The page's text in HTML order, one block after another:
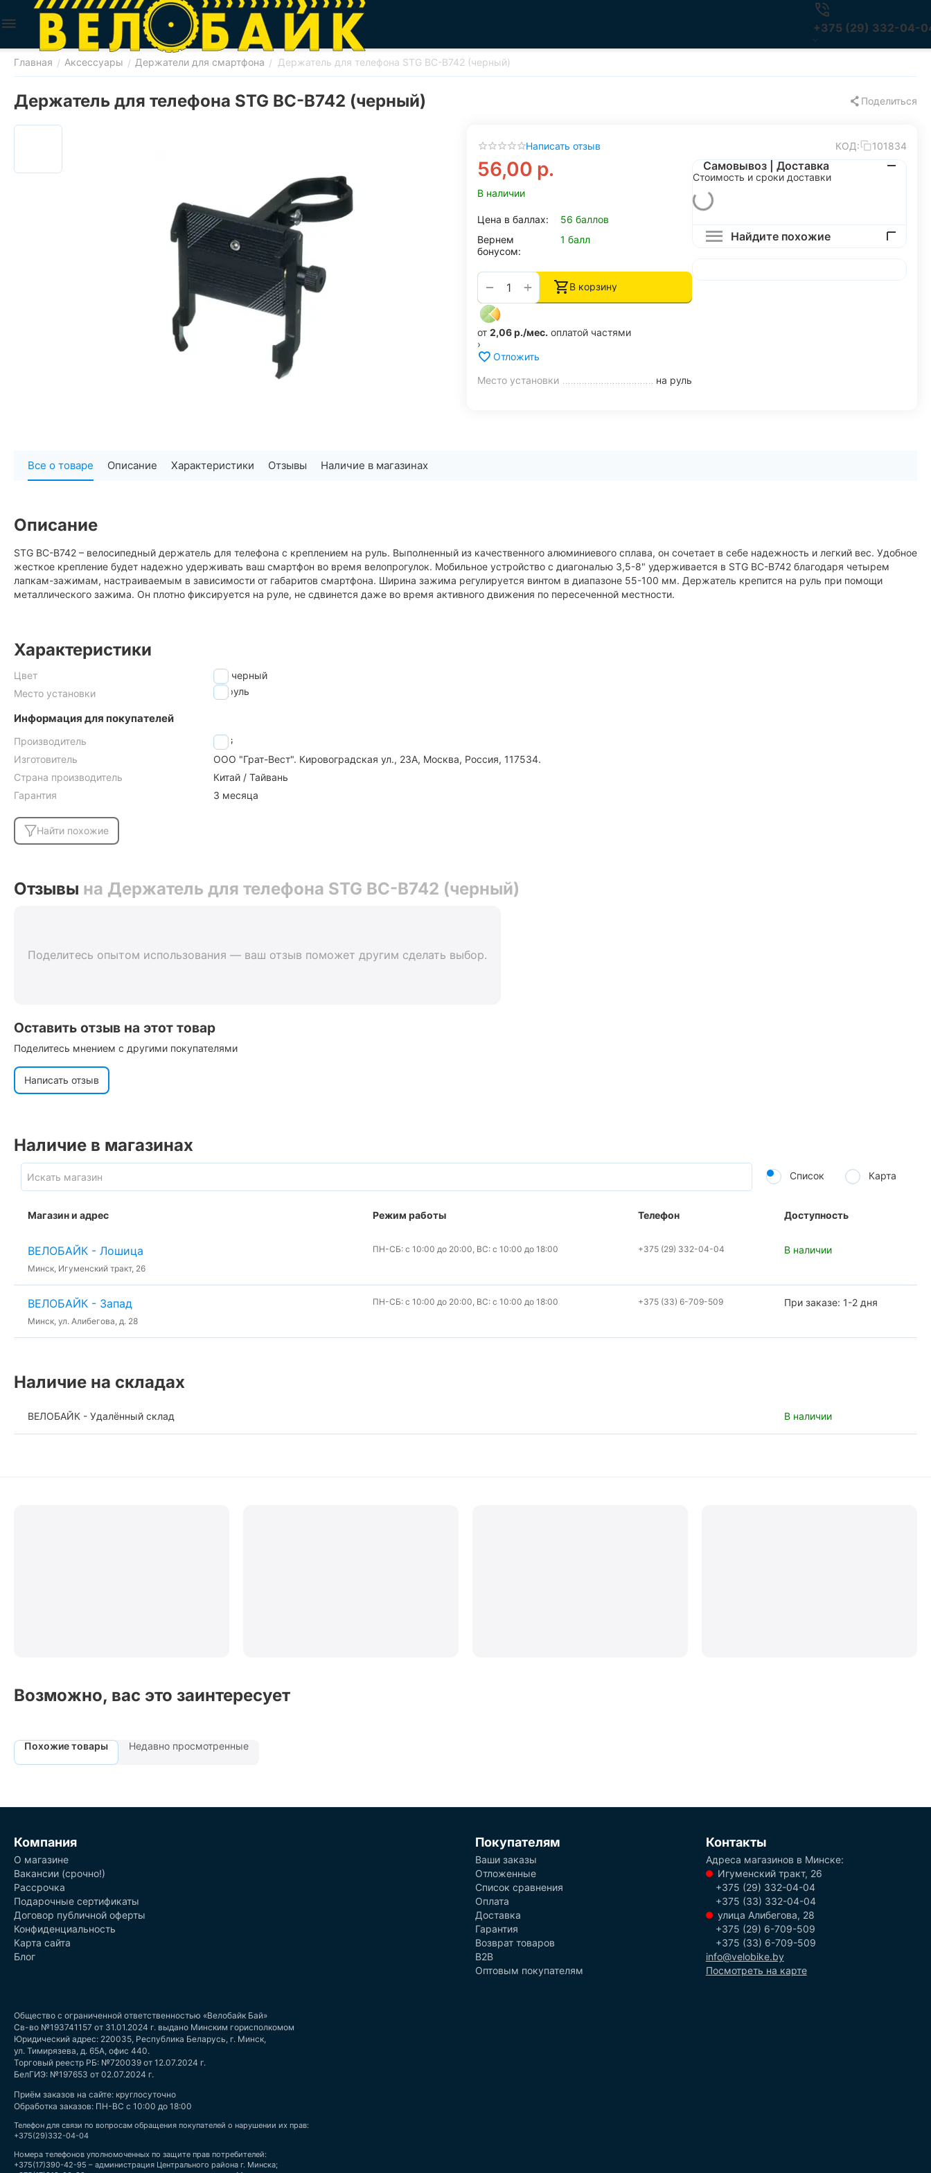
+375 (29) 332-04-
Главная / Аксессуары / Держатели для смартфона / Держатель для телефона STG BC-B742 (черный)
Держатель для телефона STG BC-B742 (черный) Поделиться
Написать отзыв КОД: 101834
56,00 р.
В наличии
Цена в баллах:
56 баллов
Вернем
бонусом:
1 балл
+
− В корзину
от 2,06 р./мес. оплатой частями
›
Отложить
Место установки
на руль
Самовывоз | Доставка
Стоимость и сроки доставки
Найдите похожие
Все о товаре Описание Характеристики Отзывы Наличие в магазинах
Описание
STG BC-B742 – велосипедный держатель для телефона с креплением на руль. Выполненный из качественного алюминиевого сплава, он сочетает в себе надежность и легкий вес. Удобное
жесткое крепление будет надежно удерживать ваш смартфон во время велопрогулок. Мобильное устройство с диагональю 3,5-8" удерживается в STG BC-B742 благодаря четырем
лапкам-зажимам, настраиваемым в зависимости от габаритов смартфона. Ширина зажима регулируется винтом в диапазоне 55-100 мм. Держатель крепится на руль при помощи
металлического зажима. Он плотно фиксируется на руле, не сдвинется даже во время активного движения по пересеченной местности.
Характеристики
Цвет
черный
Место установки
на руль
Информация для покупателей
Производитель
STG
Изготовитель
ООО "Грат-Вест". Кировоградская ул., 23А, Москва, Россия, 117534.
Страна производитель
Китай / Тайвань
Гарантия
3 месяца
Найти похожие
Отзывы на Держатель для телефона STG BC-B742 (черный)
Поделитесь опытом использования — ваш отзыв поможет другим сделать выбор.
Оставить отзыв на этот товар
Поделитесь мнением с другими покупателями
Написать отзыв
Наличие в магазинах
Список Карта
Магазин и адрес Режим работы Телефон Доступность
ВЕЛОБАЙК - Лошица
Минск, Игуменский тракт, 26
ПН-СБ: с 10:00 до 20:00, ВС: с 10:00 до 18:00 +375 (29) 332-04-04 В наличии
ВЕЛОБАЙК - Запад
Минск, ул. Алибегова, д. 28
ПН-СБ: с 10:00 до 20:00, ВС: с 10:00 до 18:00 +375 (33) 6-709-509 При заказе: 1-2 дня
Наличие на складах
ВЕЛОБАЙК - Удалённый склад В наличии
Возможно, вас это заинтересует
Похожие товары Недавно просмотренные
Компания
О магазине
Вакансии (срочно!)
Рассрочка
Подарочные сертификаты
Договор публичной оферты
Конфиденциальность
Карта сайта
Блог
Покупателям
Ваши заказы
Отложенные
Список сравнения
Оплата
Доставка
Гарантия
Возврат товаров
B2B
Оптовым покупателям
Контакты
Адреса магазинов в Минске:
Игуменский тракт, 26
+375 (29) 332-04-04
+375 (33) 332-04-04
улица Алибегова, 28
+375 (29) 6-709-509
+375 (33) 6-709-509
info@velobike.by
Посмотреть на карте
Общество с ограниченной ответственностью «Велобайк Бай»
Св-во №193741157 от 31.01.2024 г. выдано Минским горисполкомом
Юридический адрес: 220035, Республика Беларусь, г. Минск,
ул. Тимирязева, д. 65А, офис 440.
Торговый реестр РБ: №720039 от 12.07.2024 г.
БелГИЭ: №197653 от 02.07.2024 г.
Приём заказов на сайте: круглосуточно
Обработка заказов: ПН-ВС с 10:00 до 18:00
Телефон для связи по вопросам обращения покупателей о нарушении их прав:
+375(29)332-04-04
Номера телефонов уполномоченных по защите прав потребителей:
+375(17)390-42-95 – администрация Центрального района г. Минска;